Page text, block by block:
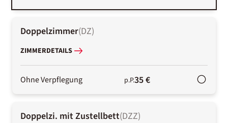
Doppelzimmer(DZ)
ZIMMERDETAILS
Ohne Verpflegung p.P.35 €
Doppelzi. mit Zustellbett(DZZ)